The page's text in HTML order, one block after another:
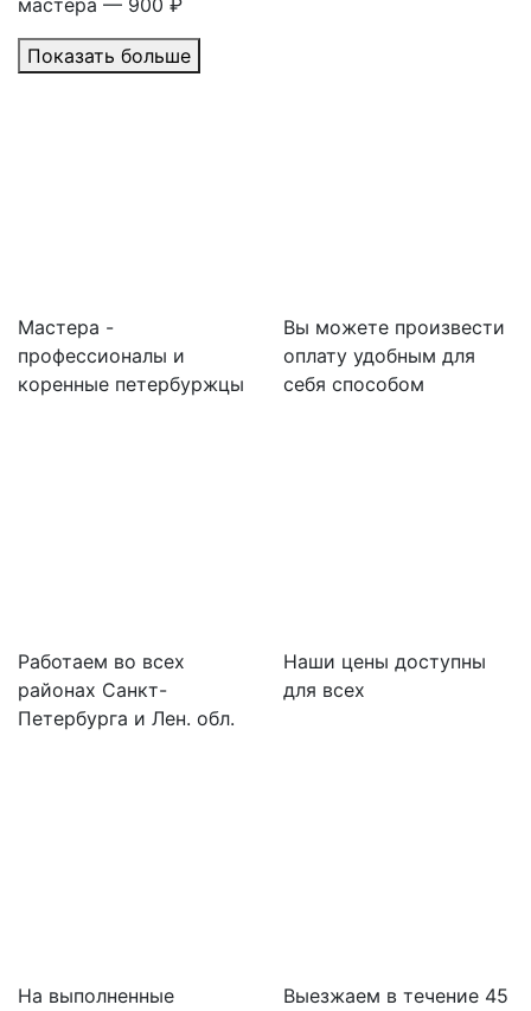
мастера — 900 ₽
Показать больше
Мастера -
профессионалы и
коренные петербуржцы
Вы можете произвести
оплату удобным для
себя способом
Работаем во всех
районах Санкт-
Петербурга и Лен. обл.
Наши цены доступны
для всех
На выполненные
Выезжаем в течение 45